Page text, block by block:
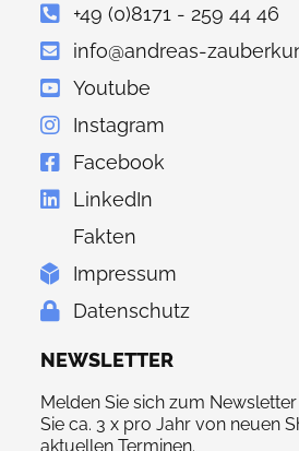
+49 (0)8171 - 259 44 46
info@andreas-
Youtube
Instagram
Facebook
LinkedIn
Fakten
Impressum
Datenschutz
NEWSLETTER
Melden Sie sich zum
Sie ca. 3 x pro Jahr von neuen
aktuellen Terminen.